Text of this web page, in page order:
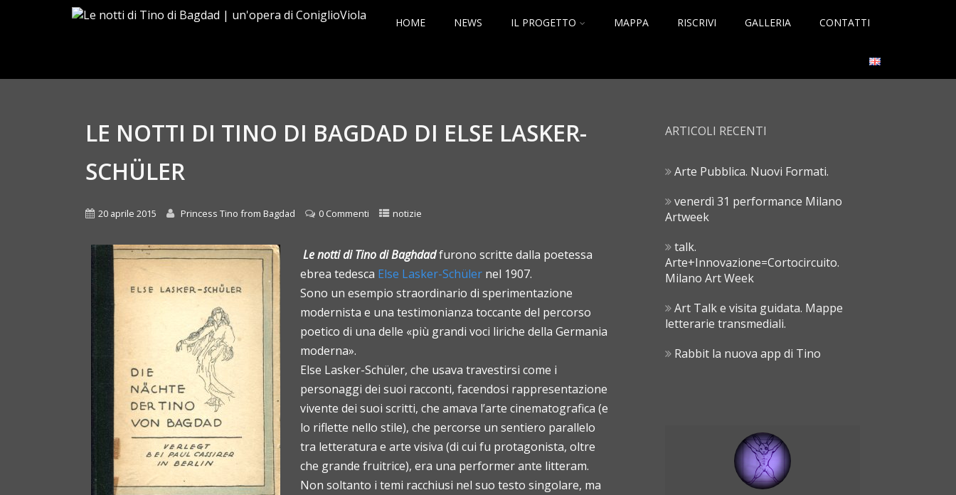
HOME NEWS IL PROGETTO MAPPA RISCRIVI GALLERIA CONTATTI
LE NOTTI DI TINO DI BAGDAD DI ELSE LASKER-
SCHÜLER
20 aprile 2015 Princess Tino from Bagdad 0 Commenti notizie
Le notti di Tino di Baghdadfurono scritte dalla poetessa
ebrea tedesca Else Lasker-Schüler nel 1907.
Sono un esempio straordinario di sperimentazione
modernista e una testimonianza toccante del percorso
poetico di una delle «più grandi voci liriche della Germania
moderna».
Else Lasker-Schüler, che usava travestirsi come i
personaggi dei suoi racconti, facendosi rappresentazione
vivente dei suoi scritti, che amava l’arte cinematografica (e
lo riflette nello stile), che percorse un sentiero parallelo
tra letteratura e arte visiva (di cui fu protagonista, oltre
che grande fruitrice), era una performer ante litteram.
Non soltanto i temi racchiusi nel suo testo singolare, ma
ARTICOLI RECENTI
Arte Pubblica. Nuovi Formati.
venerdì 31 performance Milano
Artweek
talk.
Arte+Innovazione=Cortocircuito.
Milano Art Week
Art Talk e visita guidata. Mappe
letterarie transmediali.
Rabbit la nuova app di Tino